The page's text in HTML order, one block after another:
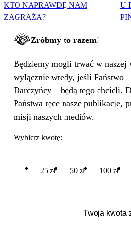
KTO NAPRAWDĘ NAM
ZAGRAŻA?
U
Zróbmy to razem!
Będziemy mogli trwać w naszej
wyłącznie wtedy, jeśli Państwo
Darczyńcy – będą tego chcieli.
Państwa ręce nasze publikacje,
misji naszych mediów.
Wybierz kwotę:
25 zł 50 zł 100 zł